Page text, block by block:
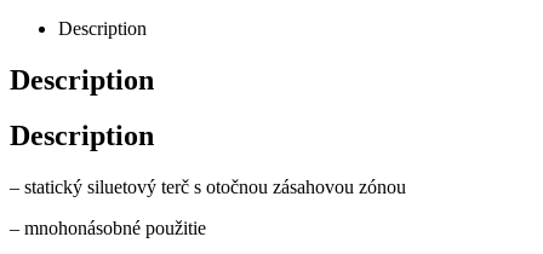
Description
Description
Description
– statický siluetový terč s otočnou zásahovou zónou
– mnohonásobné použitie